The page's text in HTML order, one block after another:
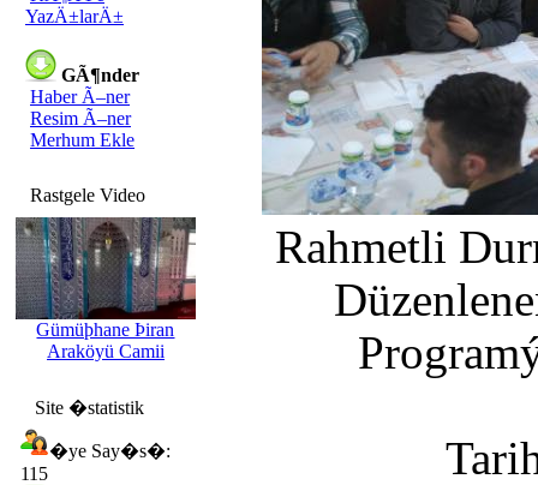
YazÄ±larÄ±
GÃ¶nder
Haber Ã–ner
Resim Ã–ner
Merhum Ekle
Rastgele Video
Gümüþhane Þiran
Araköyü Camii
Site �statistik
�ye Say�s�:
115
Rahmetli